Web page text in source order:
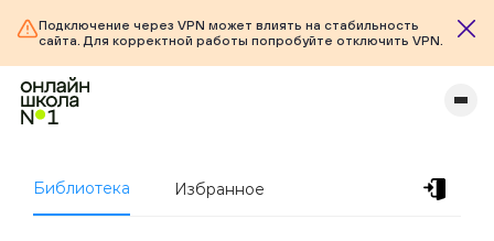
Подключение через VPN может влиять на стабильность
сайта. Для корректной работы попробуйте отключить VPN.
Библиотека Избранное